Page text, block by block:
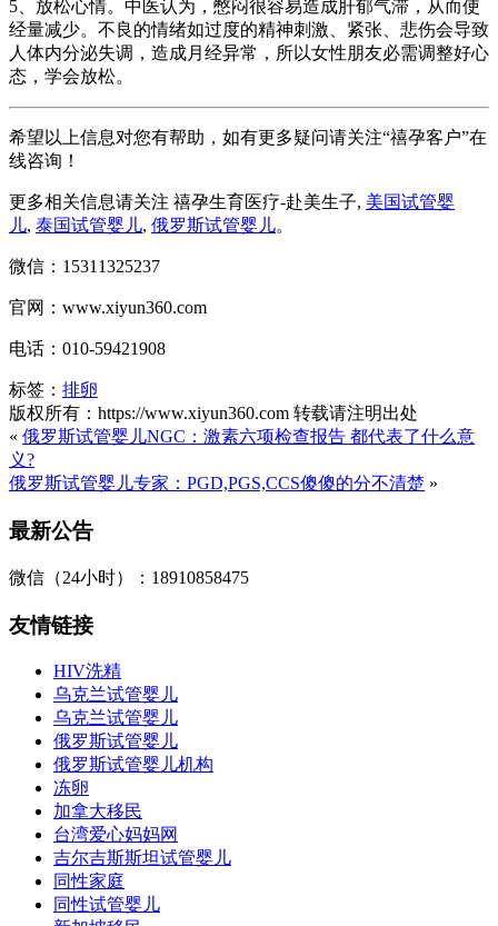
5、放松心情。中医认为，憋闷很容易造成肝郁气滞，从而使
经量减少。不良的情绪如过度的精神刺激、紧张、悲伤会导致
人体内分泌失调，造成月经异常，所以女性朋友必需调整好心
态，学会放松。
希望以上信息对您有帮助，如有更多疑问请关注“禧孕客户”在
线咨询！
更多相关信息请关注 禧孕生育医疗-赴美生子, 美国试管婴
儿, 泰国试管婴儿, 俄罗斯试管婴儿。
微信：15311325237
官网：www.xiyun360.com
电话：010-59421908
标签： 排卵
版权所有：https://www.xiyun360.com 转载请注明出处
« 俄罗斯试管婴儿NGC：激素六项检查报告 都代表了什么意
义?
俄罗斯试管婴儿专家：PGD,PGS,CCS傻傻的分不清楚 »
最新公告
微信（24小时）：18910858475
友情链接
HIV洗精
乌克兰试管婴儿
乌克兰试管婴儿
俄罗斯试管婴儿
俄罗斯试管婴儿机构
冻卵
加拿大移民
台湾爱心妈妈网
吉尔吉斯斯坦试管婴儿
同性家庭
同性试管婴儿